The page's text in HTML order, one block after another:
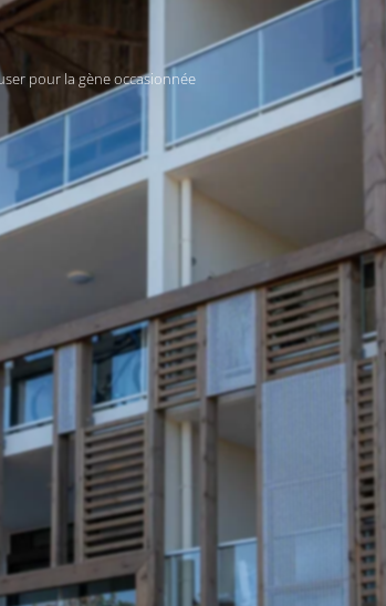
pour la gène occasionnée